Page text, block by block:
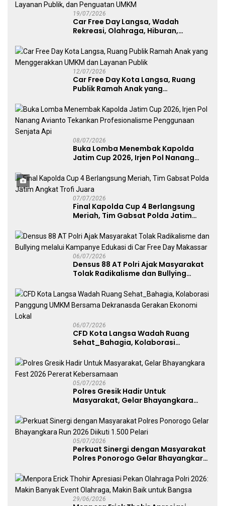
19/07/2026
Car Free Day Langsa, Wadah
Rekreasi, Olahraga, Hiburan,
UMKM
12/07/2026
Car Free Day Kota Langsa, Ruang
Publik Ramah Anak yang
Publik
08/07/2026
Buka Lomba Menembak Kapolda
Jatim Cup 2026, Irjen Pol Nanang
Penggunaan Senjata Api
07/07/2026
Final Kapolda Cup 4 Berlangsung
Meriah, Tim Gabsat Polda Jatim
06/07/2026
Densus 88 AT Polri Ajak Masyarakat
Tolak Radikalisme dan Bullying
Free Day Makassar
06/07/2026
CFD Kota Langsa Wadah Ruang
Sehat_Bahagia, Kolaborasi
Dekranasda Gerakan Ekonomi Lokal
05/07/2026
Polres Gresik Hadir Untuk
Masyarakat, Gelar Bhayangkara
05/07/2026
Perkuat Sinergi dengan Masyarakat
Polres Ponorogo Gelar Bhayangkara
29/06/2026